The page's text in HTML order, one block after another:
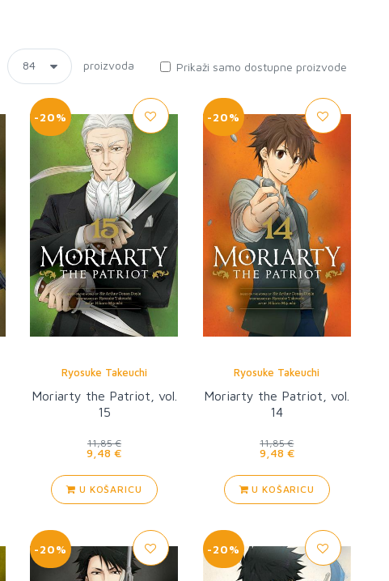
proizvoda Prikaži samo dostupne proizvode
-20%
Ryosuke Takeuchi
Moriarty the Patriot, vol.
15
11,85 €
9,48 €
U KOŠARICU
-20%
Ryosuke Takeuchi
Moriarty the Patriot, vol.
14
11,85 €
9,48 €
U KOŠARICU
-20% -20%